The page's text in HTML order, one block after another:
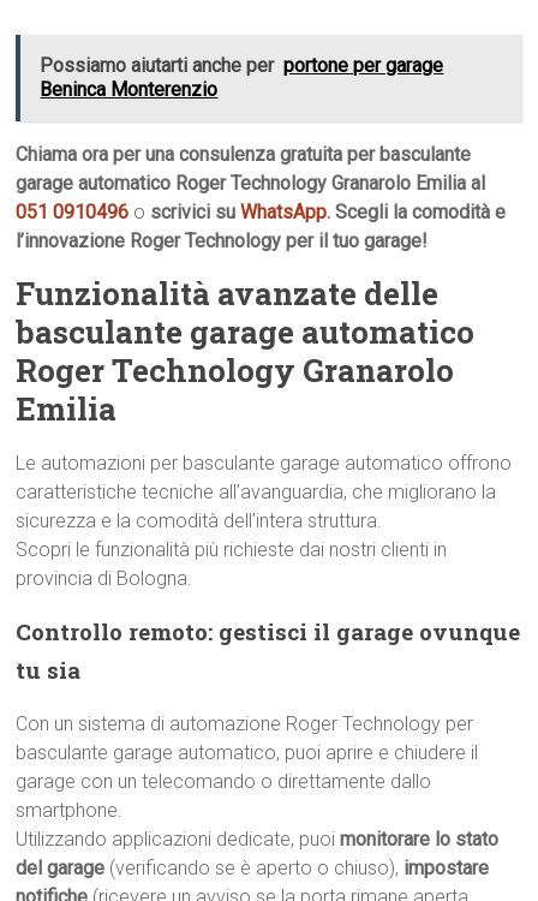
Possiamo aiutarti anche per portone per garage
Beninca Monterenzio
Chiama ora per una consulenza gratuita per basculante
garage automatico Roger Technology Granarolo Emilia al
051 0910496 o scrivici suWhatsApp. Scegli la comodità e
l’innovazione Roger Technology per il tuo garage!
Funzionalità avanzate delle
basculante garage automatico
Roger Technology Granarolo
Emilia
Le automazioni per basculante garage automatico offrono
caratteristiche tecniche all’avanguardia, che migliorano la
sicurezza e la comodità dell’intera struttura.
Scopri le funzionalità più richieste dai nostri clienti in
provincia di Bologna.
Controllo remoto: gestisci il garage ovunque
tu sia
Con un sistema di automazione Roger Technology per
basculante garage automatico, puoi aprire e chiudere il
garage con un telecomando o direttamente dallo
smartphone.
Utilizzando applicazioni dedicate, puoimonitorare lo stato
del garage (verificando se è aperto o chiuso), impostare